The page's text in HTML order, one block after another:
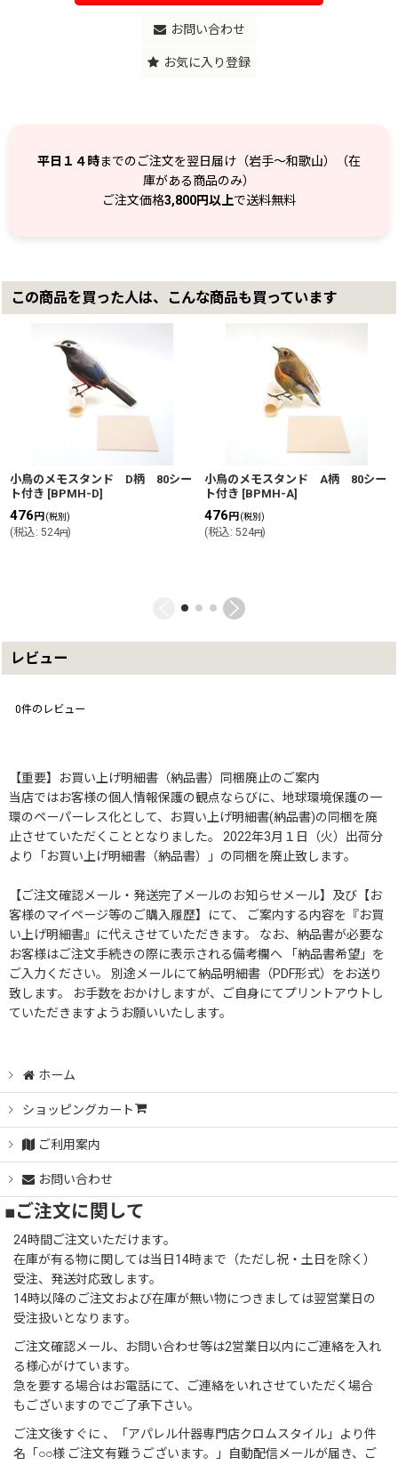
お問い合わせ
お気に入り登録
平日１４時までのご注文を翌日届け（岩手～和歌山）（在
庫がある商品のみ）
ご注文価格3,800円以上で送料無料
この商品を買った人は、こんな商品も買っています
小鳥のメモスタンド D柄 80シー
ト付き [BPMH-D]
476円(税別)
(税込: 524円)
小鳥のメモスタンド A柄 80シー
ト付き [BPMH-A]
476円(税別)
(税込: 524円)
レビュー
0件のレビュー
【重要】お買い上げ明細書（納品書）同梱廃止のご案内
当店ではお客様の個人情報保護の観点ならびに、地球環境保護の一
環のペーパーレス化として、お買い上げ明細書(納品書)の同梱を廃
止させていただくこととなりました。 2022年3月１日（火）出荷分
より「お買い上げ明細書（納品書）」の同梱を廃止致します。
【ご注文確認メール・発送完了メールのお知らせメール】及び【お
客様のマイページ等のご購入履歴】にて、 ご案内する内容を『お買
い上げ明細書』に代えさせていただきます。 なお、納品書が必要な
お客様はご注文手続きの際に表示される備考欄へ 「納品書希望」を
ご入力ください。 別途メールにて納品明細書（PDF形式）をお送り
致します。 お手数をおかけしますが、ご自身にてプリントアウトし
ていただきますようお願いいたします。
ホーム
ショッピングカート
ご利用案内
お問い合わせ
■ご注文に関して
24時間ご注文いただけます。
在庫が有る物に関しては当日14時まで（ただし祝・土日を除く）
受注、発送対応致します。
14時以降のご注文および在庫が無い物につきましては翌営業日の
受注扱いとなります。
ご注文確認メール、お問い合わせ等は2営業日以内にご連絡を入れ
る様心がけています。
急を要する場合はお電話にて、ご連絡をいれさせていただく場合
もございますのでご了承下さい。
ご注文後すぐに 、「アパレル什器専門店クロムスタイル」より件
名「○○様 ご注文有難うございます。」自動配信メールが届き、ご